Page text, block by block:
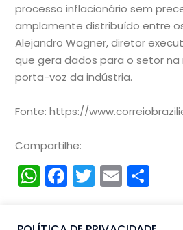
processo inflacionário sem
amplamente distribuído entre
Alejandro Wagner, diretor
que gera dados para o setor
porta-voz da indústria.
Fonte: https://
Compartilhe:
WhatsApp
Facebook
Twitter
Email